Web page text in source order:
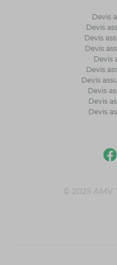
Devis
Devis
Devis
Devis
Devis
Devis
Devis
Devis
Devis
Devis
© 2025 AMV